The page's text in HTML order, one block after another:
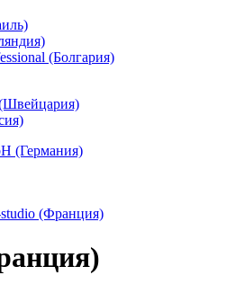
(Болгария)
(Швейцария)
(Германия)
(Франция)